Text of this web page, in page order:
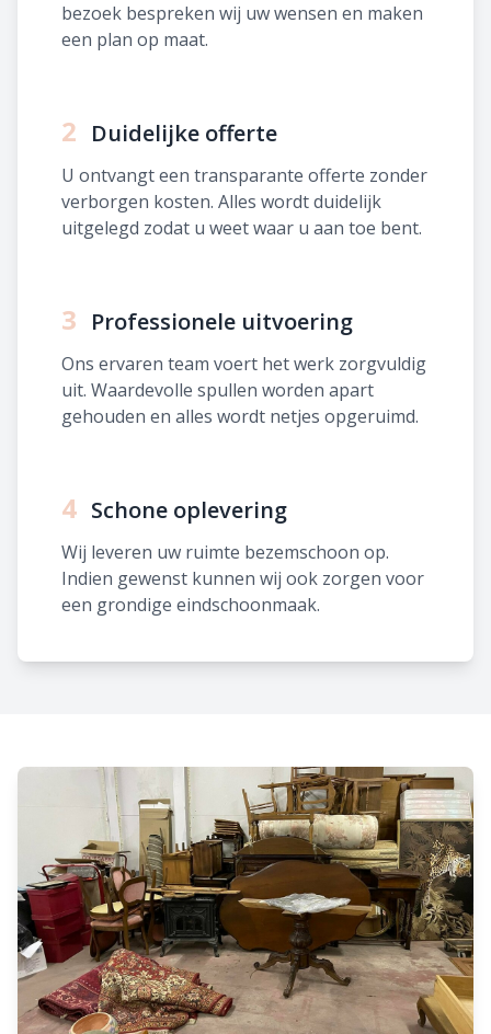
bezoek bespreken wij uw wensen en maken
een plan op maat.
2 Duidelijke offerte
U ontvangt een transparante offerte zonder
verborgen kosten. Alles wordt duidelijk
uitgelegd zodat u weet waar u aan toe bent.
3 Professionele uitvoering
Ons ervaren team voert het werk zorgvuldig
uit. Waardevolle spullen worden apart
gehouden en alles wordt netjes opgeruimd.
4 Schone oplevering
Wij leveren uw ruimte bezemschoon op.
Indien gewenst kunnen wij ook zorgen voor
een grondige eindschoonmaak.